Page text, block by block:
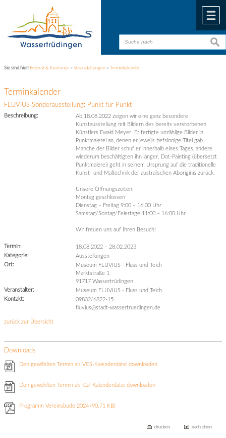
Sie sind hier: Freizeit & Tourismus >Veranstaltungen > Terminkalender
Terminkalender
FLUVIUS Sonderausstellung: Punkt für Punkt
Beschreibung:
Ab 18.08.2022 zeigen wir eine ganz besondere
Kunstausstellung mit Bildern des bereits verstorbenen
Künstlers Ewald Meyer. Er fertigte unzählige Bilder in
Punktmalerei an, denen er jeweils tiefsinnige Titel gab.
Manche der Bilder schuf er innerhalb eines Tages, andere
wiederum beschäftigten ihn länger. Dot-Painting (übersetzt
Punktmalerei) geht in seinem Ursprung auf die traditionelle
Kunst- und Maltechnik der australischen Aboriginis zurück.
Unsere Öffnungszeiten:
Montag geschlossen
Dienstag – Freitag 9:00 – 16:00 Uhr
Samstag/Sontag/Feiertage 11:00 – 16:00 Uhr
Wir freuen uns auf Ihren Besuch!
Termin: 18.08.2022 –28.02.2023
Kategorie:
Ausstellungen
Ort:
Museum FLUVIUS - Fluss und Teich
Marktstraße 1
91717 Wassertrüdingen
Veranstalter:
Museum FLUVIUS - Fluss und Teich
Kontakt:
09832/6822-15
fluvius@stadt-wassertruedingen.de
zurück zur Übersicht
Downloads
Den gewählten Termin als VCS-Kalenderdatei downloaden
Den gewählten Termin als iCal-Kalenderdatei downloaden
Programm Vereinsbude 2024(90.71 KB)
drucken nach oben